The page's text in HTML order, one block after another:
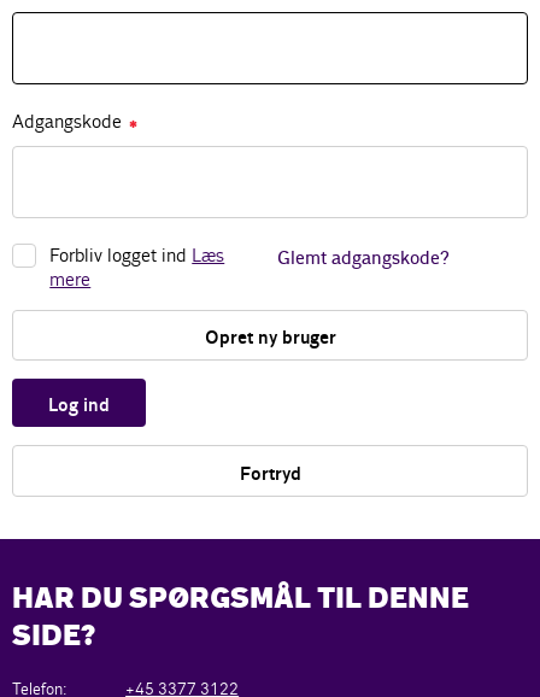
Adgangskode ✱
Forbliv logget ind Læs
mere
Glemt adgangskode?
Opret ny bruger
Log ind
Fortryd
HAR DU SPØRGSMÅL TIL DENNE
SIDE?
Telefon: +45 3377 3122